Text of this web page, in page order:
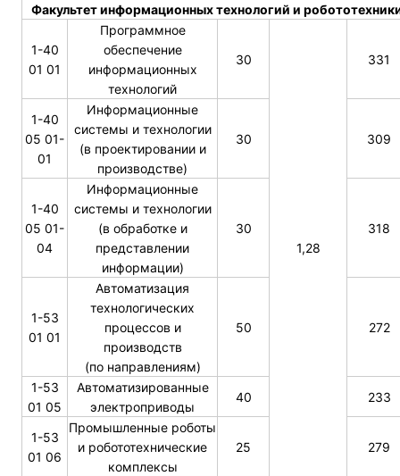
Факультет информационных технологий и
1-40
01 01
Программное
обеспечение
информационных
технологий
30
1,28
331
1-40
05 01-
01
Информационные
системы и технологии
(в проектировании и
производстве)
30 309
1-40
05 01-
04
Информационные
системы и технологии
(в обработке и
представлении
информации)
30 318
1-53
01 01
Автоматизация
технологических
процессов и
производств
(по направлениям)
50 272
1-53
01 05
Автоматизированные
электроприводы
40 233
1-53
01 06
Промышленные роботы
и робототехнические
комплексы
25 279